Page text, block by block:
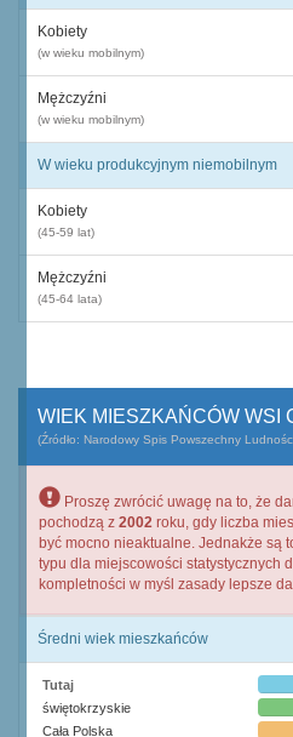
Kobiety
(w wieku mobilnym)
Mężczyźni
(w wieku mobilnym)
W wieku produkcyjnym niemobilnym
Kobiety
(45-59 lat)
Mężczyźni
(45-64 lata)
WIEK MIESZKAŃCÓW WSI
(Źródło: Narodowy Spis Powszechny
Proszę zwrócić uwagę na to, że
pochodzą z 2002 roku, gdy liczba
być mocno nieaktualne. Jednakże są
typu dla miejscowości statystycznych
kompletności w myśl zasady lepsze
Średni wiek mieszkańców
Tutaj
świętokrzyskie
Cała Polska